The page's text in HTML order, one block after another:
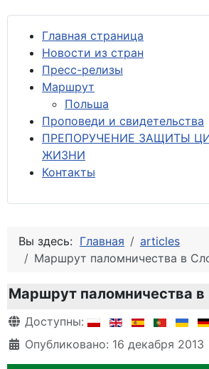
Главная страница
Новости из стран
Пресс-релизы
Маршрут
Польша
Проповеди и свидетельства
ПРЕПОРУЧЕНИЕ ЗАЩИТЫ
ЖИЗНИ
Контакты
Вы здесь: Главная
articles
Маршрут паломничества в
Маршрут паломничества в
Информация о материале
Доступны:
Опубликовано: 16 декабря 2013